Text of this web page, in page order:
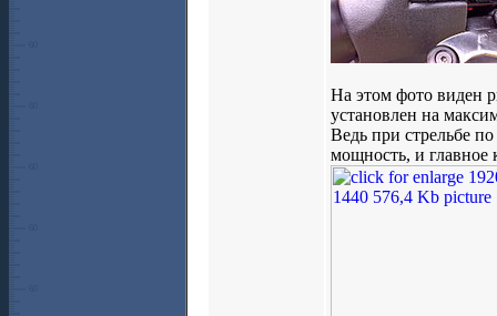
На этом фото виден
установлен на
Ведь при стрельбе
мощность, и главное